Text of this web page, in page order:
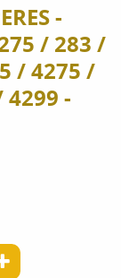
-
/ 283 /
/ 4275 /
-